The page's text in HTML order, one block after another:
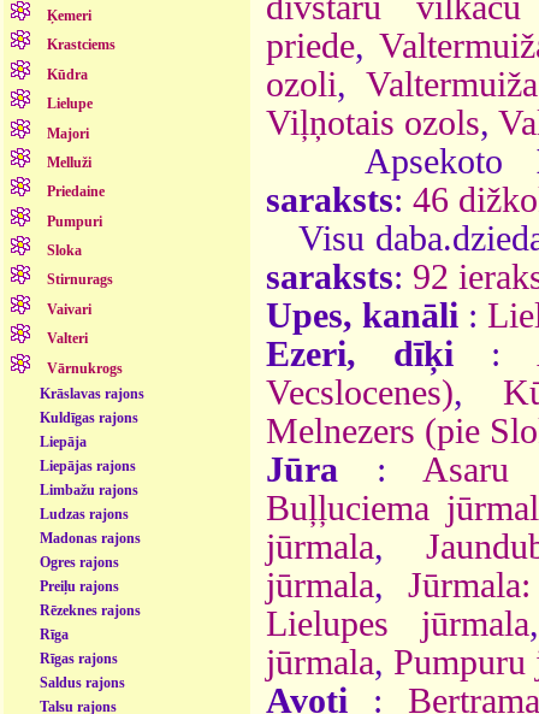
Ķemeri
Krastciems
Kūdra
Lielupe
Majori
Melluži
Priedaine
Pumpuri
Sloka
Stirnurags
Vaivari
Valteri
Vārnukrogs
Krāslavas rajons
Kuldīgas rajons
Liepāja
Liepājas rajons
Limbažu rajons
Ludzas rajons
Madonas rajons
Ogres rajons
Preiļu rajons
Rēzeknes rajons
Rīga
Rīgas rajons
Saldus rajons
Talsu rajons
priede,
ozoli,
Viļņotais ozols,
Apsekoto
saraksts: 46
Visu
saraksts: 92
Upes, kanāli :
Ezeri, dīķi :
Vecslocenes),
Melnezers (pie
Jūra : Asaru
Buļļuciema
jūrmala,
jūrmala,
Lielupes jūrmala
jūrmala, Pumpuru
Avoti :